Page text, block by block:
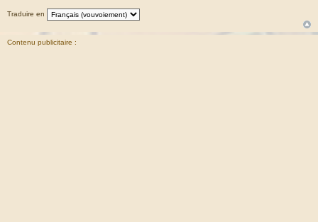
Traduire en
Contenu publicitaire :